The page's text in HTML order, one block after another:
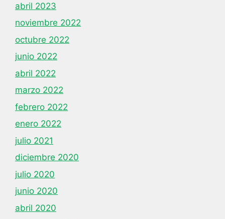
abril 2023
noviembre 2022
octubre 2022
junio 2022
abril 2022
marzo 2022
febrero 2022
enero 2022
julio 2021
diciembre 2020
julio 2020
junio 2020
abril 2020